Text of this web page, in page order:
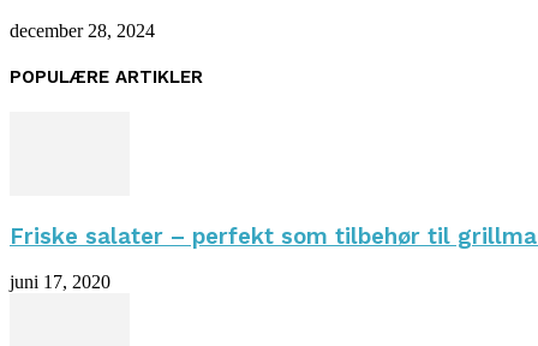
december 28, 2024
POPULÆRE ARTIKLER
Friske salater – perfekt som tilbehør til
juni 17, 2020